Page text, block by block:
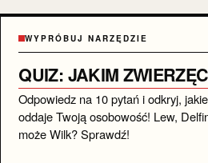
WYPRÓBUJ NARZĘDZIE
QUIZ: JAKIM
Odpowiedz na 10 pytań i odkryj,
oddaje Twoją osobowość! Lew,
może Wilk? Sprawdź!